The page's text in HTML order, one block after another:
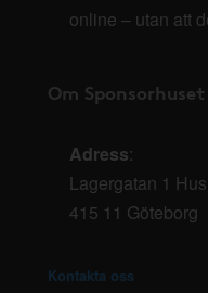
online – utan att
Om Sponsorhuset
Adress:
Lagergatan 1
415 11 Göteborg
Kontakta oss